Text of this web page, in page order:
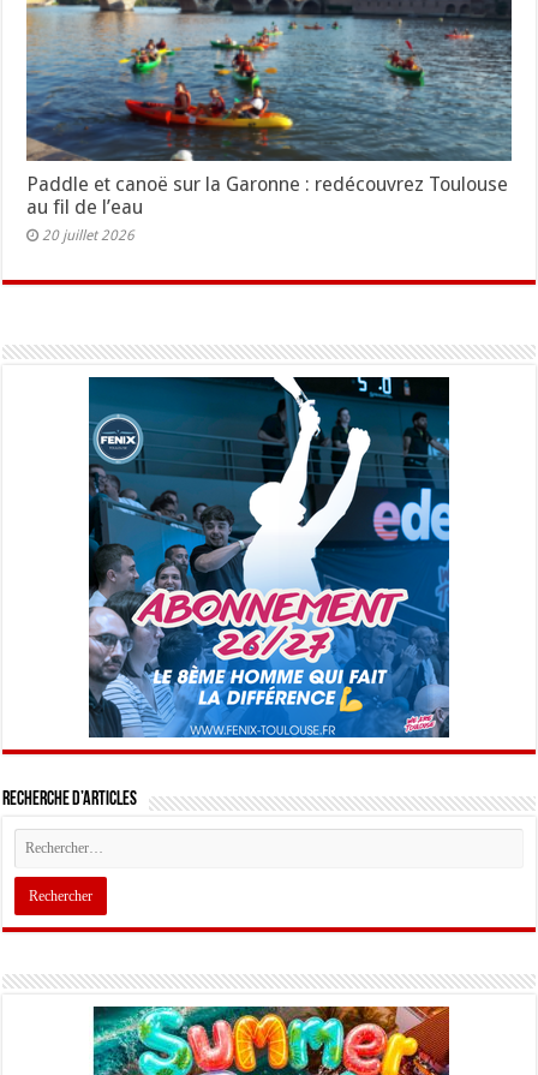
Paddle et canoë sur la Garonne : redécouvrez Toulouse
au fil de l’eau
20 juillet 2026
Recherche d’articles